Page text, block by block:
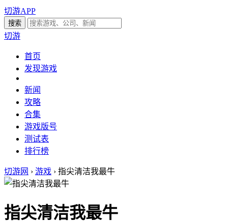
切游APP
切游
首页
发现游戏
新闻
攻略
合集
游戏版号
测试表
排行榜
切游网 › 游戏 › 指尖清洁我最牛
指尖清洁我最牛